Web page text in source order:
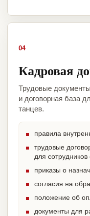
04
Кадровая
Трудовые
и договорная база
танцев.
правила
трудовые
для сотрудников
приказы о
согласия на
положение об
документы для